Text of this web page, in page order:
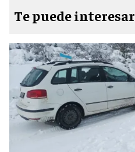
Te puede interesar